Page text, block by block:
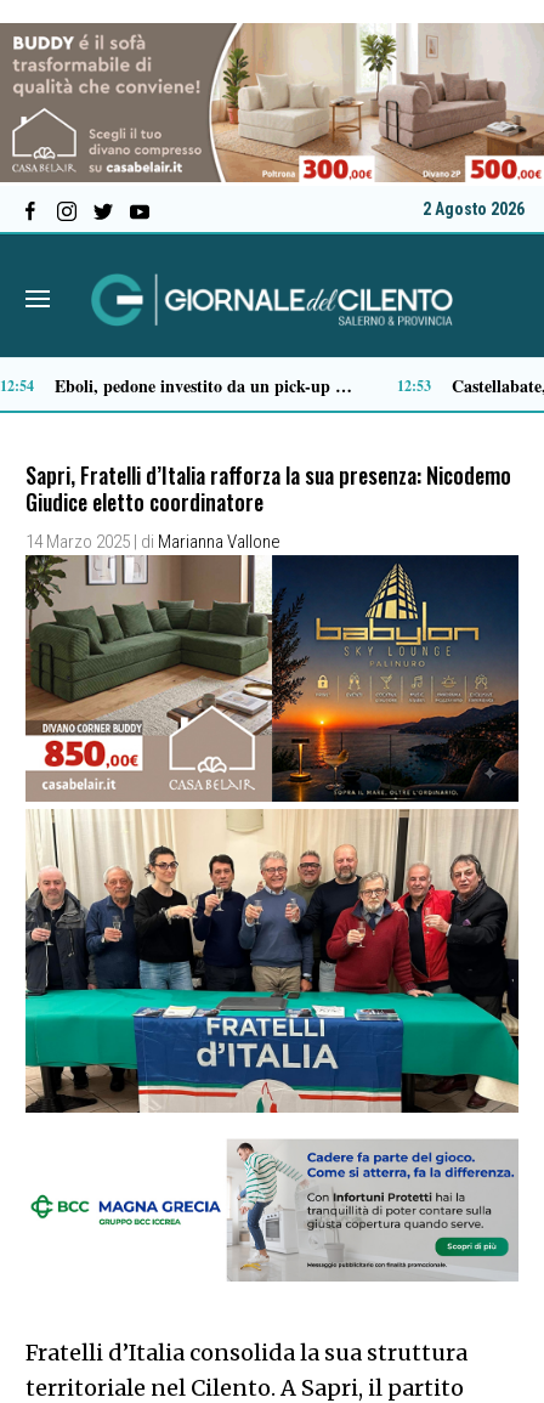
2 Agosto 2026
Sapri: arrestato 49enne dopo le minacce nel palazzo, feriti tre carabinieri durante l’intervento 19:20
Sapri, Fratelli d’Italia rafforza la sua presenza: Nicodemo
Giudice eletto coordinatore
14 Marzo 2025 | di Marianna Vallone
Fratelli d’Italia consolida la sua struttura
territoriale nel Cilento. A Sapri, il partito